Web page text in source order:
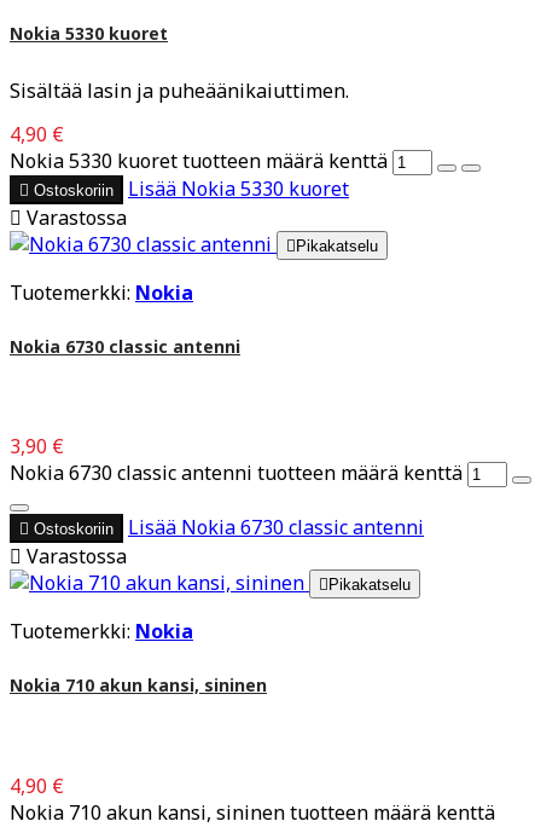
Nokia 5330 kuoret
Sisältää lasin ja puheäänikaiuttimen.
4,90 €
Nokia 5330 kuoret tuotteen määrä kenttä
 Ostoskoriin Lisää Nokia 5330 kuoret
 Varastossa
 Pikakatselu
Tuotemerkki: Nokia
Nokia 6730 classic antenni
3,90 €
Nokia 6730 classic antenni tuotteen määrä kenttä
 Ostoskoriin Lisää Nokia 6730 classic antenni
 Varastossa
 Pikakatselu
Tuotemerkki: Nokia
Nokia 710 akun kansi, sininen
4,90 €
Nokia 710 akun kansi, sininen tuotteen määrä kenttä